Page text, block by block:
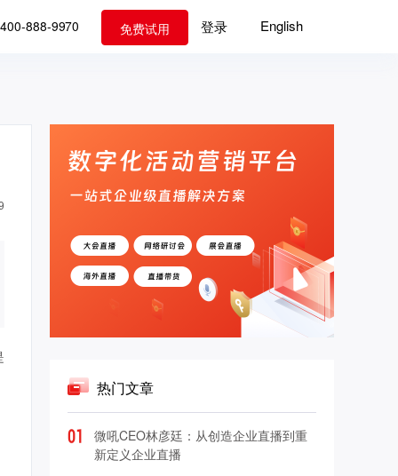
400-888-9970 免费试用 登录 English
热门文章
微吼CEO林彦廷：从创造企业直播到重
新定义企业直播